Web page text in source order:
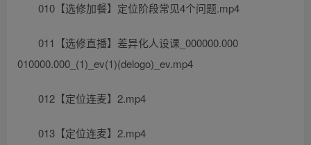
010【选修加餐】定位阶段常见4个问题.mp4
011【选修直播】差异化人设课_000000.000
010000.000_(1)_ev(1)(delogo)_ev.mp4
012【定位连麦】2.mp4
013【定位连麦】2.mp4